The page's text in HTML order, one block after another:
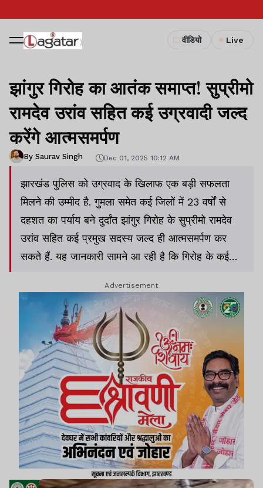
वीडियो Live
झांगुर गिरोह का आतंक समाप्त! सुप्रीमो
रामदेव उरांव सहित कई उग्रवादी जल्द
करेंगे आत्मसमर्पण
By Saurav Singh Dec 01, 2025 10:12 AM
झारखंड पुलिस को उग्रवाद के खिलाफ एक बड़ी सफलता
मिलने की उम्मीद है. गुमला समेत कई जिलों में 23 वर्षों से
दहशत का पर्याय बने दुर्दांत झांगुर गिरोह के सुप्रीमो रामदेव
उरांव सहित कई प्रमुख सदस्य जल्द ही आत्मसमर्पण कर
सकते हैं. यह जानकारी सामने आ रही है कि गिरोह के कई
साथ संपर्क में हैं.
Advertisement